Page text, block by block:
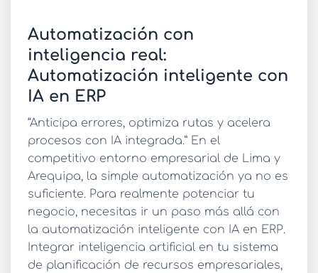
Automatización con
inteligencia real:
Automatización inteligente con
IA en ERP
“Anticipa errores, optimiza rutas y acelera
procesos con IA integrada.” En el
competitivo entorno empresarial de Lima y
Arequipa, la simple automatización ya no es
suficiente. Para realmente potenciar tu
negocio, necesitas ir un paso más allá con
la automatización inteligente con IA en ERP.
Integrar inteligencia artificial en tu sistema
de planificación de recursos empresariales,